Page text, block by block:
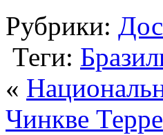
Рубрики:
Теги:
«
Чинкве Терре